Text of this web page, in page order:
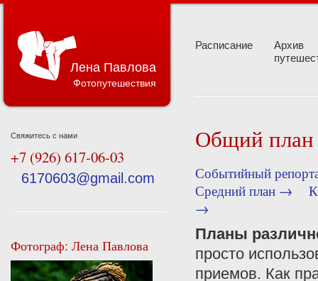
Лена Павлова
Фотопутешествия
Расписание
Архив
Свяжитесь с нами
+7 (926) 617-06-03
6170603@gmail.com
Фотограф: Лена Павлова
Общий план
Событийный
Средний план →
→
Планы
просто
приемов. Как